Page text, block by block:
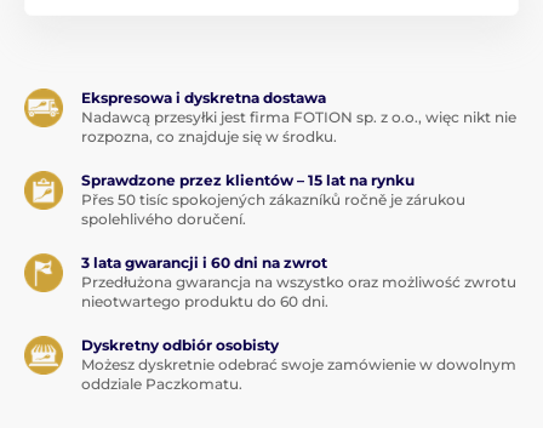
Ekspresowa i dyskretna dostawa
Nadawcą przesyłki jest firma FOTION sp. z o.o., więc nikt nie
rozpozna, co znajduje się w środku.
Sprawdzone przez klientów – 15 lat na rynku
Přes 50 tisíc spokojených zákazníků ročně je zárukou
spolehlivého doručení.
3 lata gwarancji i 60 dni na zwrot
Przedłużona gwarancja na wszystko oraz możliwość zwrotu
nieotwartego produktu do 60 dni.
Dyskretny odbiór osobisty
Możesz dyskretnie odebrać swoje zamówienie w dowolnym
oddziale Paczkomatu.